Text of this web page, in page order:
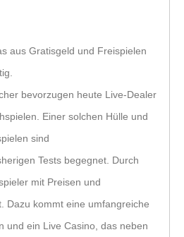
aus Gratisgeld und Freispielen
bevorzugen heute Live-Dealer
Einer solchen Hülle und
sind
Tests begegnet. Durch
mit Preisen und
Dazu kommt eine umfangreiche
und ein Live Casino, das neben